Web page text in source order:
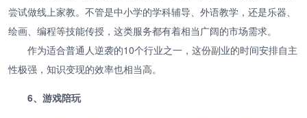
尝试做线上家教。不管是中小学的学科辅导、外语教学，还是乐器、
绘画、编程等技能传授，这类服务都有着相当广阔的市场需求。
作为适合普通人逆袭的10个行业之一，这份副业的时间安排自主
性极强，知识变现的效率也相当高。
6、游戏陪玩